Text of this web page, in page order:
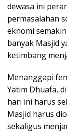
dewasa ini
permasalahan
eknomi
banyak Masjid
ketimbang
Menanggapi
Yatim Dhuafa,
hari ini harus
Masjid harus
sekaligus